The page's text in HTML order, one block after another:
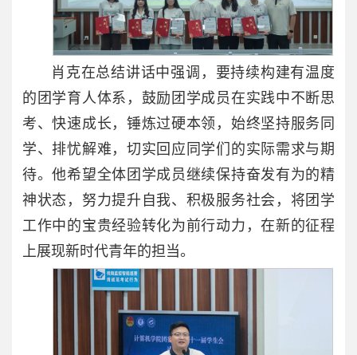
肖克在总结讲话中强调，要持续构建有温度
的团学育人体系，鼓励团学成员在实践中不断思
考、快速成长，锤炼过硬本领，始终坚持服务同
学、排忧解难，切实回应同学们的实际需求与期
待。他希望全体团学成员继续保持奋发有为的精
神状态，努力提升自我、积极服务社会，将团学
工作中的宝贵经验转化为前行动力，在新的征程
上展现新时代青年的担当。